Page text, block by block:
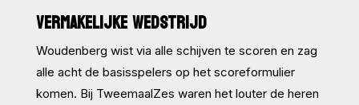
VERMAKELIJKE WEDSTRIJD
Woudenberg wist via alle schijven te scoren en zag
alle acht de basisspelers op het scoreformulier
komen. Bij TweemaalZes waren het louter de heren